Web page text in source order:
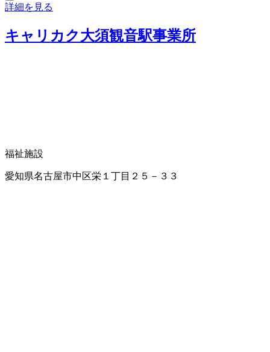
詳細を見る
キャリカク大須観音駅事業所
福祉施設
愛知県名古屋市中区栄１丁目２５－３３